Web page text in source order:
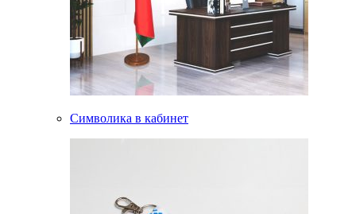
Символика в кабинет